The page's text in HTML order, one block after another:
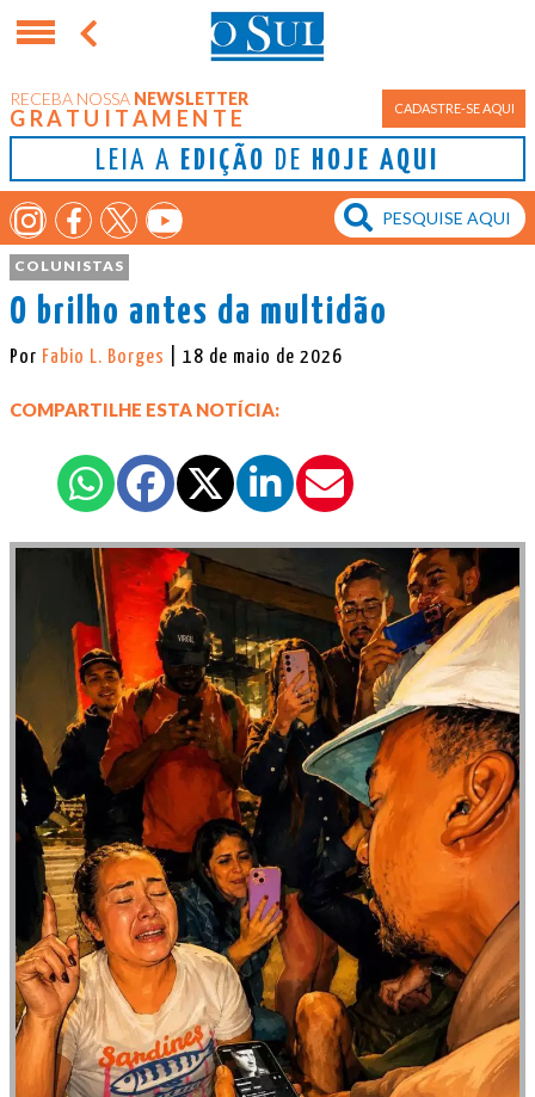
RECEBA NOSSA NEWSLETTER
GRATUITAMENTE CADASTRE-SE AQUI
LEIA A EDIÇÃO DE HOJE AQUI
COLUNISTAS
O brilho antes da multidão
Por Fabio L. Borges | 18 de maio de 2026
COMPARTILHE ESTA NOTÍCIA: